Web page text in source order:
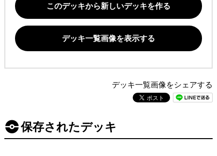
このデッキから新しいデッキを作る
デッキ一覧画像を表示する
デッキ一覧画像をシェアする
保存されたデッキ